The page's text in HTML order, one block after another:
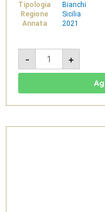
Tipologia
Bianchi
Regione
Sicilia
Annata
2021
-
Carjcanti
2021
-
Terre
-
+